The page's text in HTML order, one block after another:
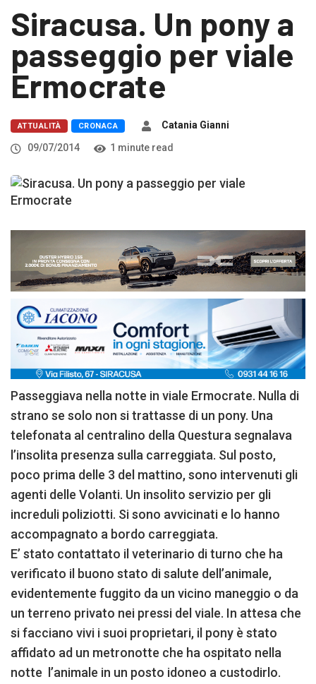
Siracusa. Un pony a
passeggio per viale
Ermocrate
ATTUALITÀ CRONACA
Catania Gianni
09/07/2014
1 minute read
Passeggiava nella notte in viale Ermocrate. Nulla di
strano se solo non si trattasse di un pony. Una
telefonata al centralino della Questura segnalava
l’insolita presenza sulla carreggiata. Sul posto,
poco prima delle 3 del mattino, sono intervenuti gli
agenti delle Volanti. Un insolito servizio per gli
increduli poliziotti. Si sono avvicinati e lo hanno
accompagnato a bordo carreggiata.
E’ stato contattato il veterinario di turno che ha
verificato il buono stato di salute dell’animale,
evidentemente fuggito da un vicino maneggio o da
un terreno privato nei pressi del viale. In attesa che
si facciano vivi i suoi proprietari, il pony è stato
affidato ad un metronotte che ha ospitato nella
notte l’animale in un posto idoneo a custodirlo.